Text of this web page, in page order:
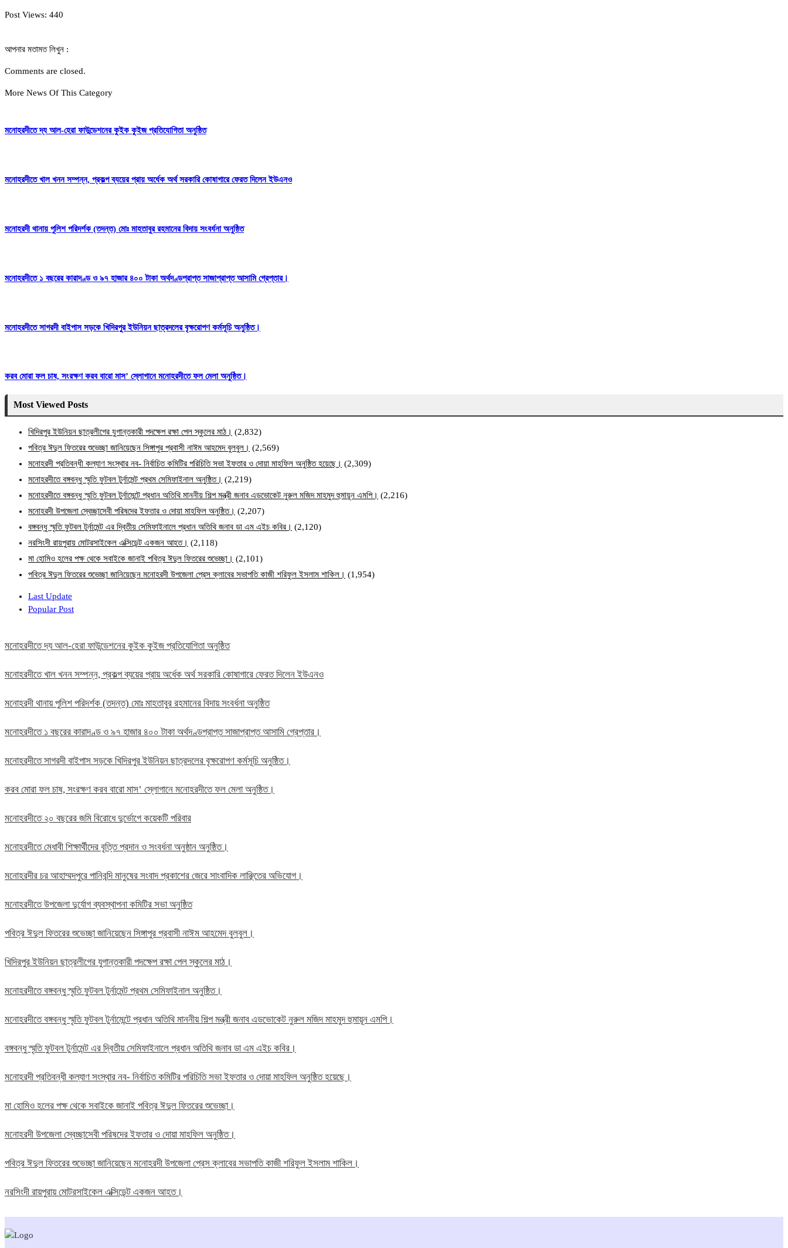
Post Views: 440
আপনার মতামত লিখুন :
Comments are closed.
More News Of This Category
মনোহরদীতে দ্য আল-হেরা ফাউন্ডেশনের কুইক কুইজ প্রতিযোগিতা অনুষ্ঠিত
মনোহরদীতে খাল খনন সম্পন্ন, প্রকল্প ব্যয়ের প্রায় অর্ধেক অর্থ সরকারি কোষাগারে ফেরত দিলেন ইউএনও
মনোহরদী থানায় পুলিশ পরিদর্শক (তদন্ত) মোঃ মাহতাবুর রহমানের বিদায় সংবর্ধনা অনুষ্ঠিত
মনোহরদীতে ১ বছরের কারাদণ্ড ও ৯৭ হাজার ৪০০ টাকা অর্থদণ্ডপ্রাপ্ত সাজাপ্রাপ্ত আসামি গ্রেপ্তার।
মনোহরদীতে সাগরদী বাইপাস সড়কে খিদিরপুর ইউনিয়ন ছাত্রদলের বৃক্ষরোপণ কর্মসূচি অনুষ্ঠিত।
করব মোরা ফল চাষ, সংরক্ষণ করব বারো মাস’ স্লোগানে মনোহরদীতে ফল মেলা অনুষ্ঠিত।
Most Viewed Posts
খিদিরপুর ইউনিয়ন ছাত্রলীগের যুগান্তকারী পদক্ষেপ রক্ষা পেল স্কুলের মাঠ। (2,832)
পবিত্র ঈদুল ফিতরের শুভেচ্ছা জানিয়েছেন সিঙ্গাপুর প্রবাসী নাঈম আহমেদ বুলবুল। (2,569)
মনোহরদী প্রতিবন্ধী কল্যাণ সংস্থার নব- নির্বাচিত কমিটির পরিচিতি সভা ইফতার ও দোয়া মাহফিল অনুষ্ঠিত হয়েছে। (2,309)
মনোহরদীতে বঙ্গবন্ধু স্মৃতি ফুটবল টুর্নামেন্ট প্রথম সেমিফাইনাল অনুষ্ঠিত। (2,219)
মনোহরদীতে বঙ্গবন্ধু স্মৃতি ফুটবল টুর্নামেন্টে প্রধান অতিথি মাননীয় শিল্প মন্ত্রী জনাব এডভোকেট নুরুল মজিদ মাহমুদ হুমায়ূন এমপি। (2,216)
মনোহরদী উপজেলা স্বেচ্ছাসেবী পরিষদের ইফতার ও দোয়া মাহফিল অনুষ্ঠিত। (2,207)
বঙ্গবন্ধু স্মৃতি ফুটবল টুর্নামেন্ট এর দ্বিতীয় সেমিফাইনালে প্রধান অতিথি জনাব ডা এম এইচ কবির। (2,120)
নরসিংদী রায়পুরায় মোটরসাইকেল এক্সিডেন্ট একজন আহত। (2,118)
মা হোমিও হলের পক্ষ থেকে সবাইকে জানাই পবিত্র ঈদুল ফিতরের শুভেচ্ছা। (2,101)
পবিত্র ঈদুল ফিতরের শুভেচ্ছা জানিয়েছেন মনোহরদী উপজেলা প্রেস ক্লাবের সভাপতি কাজী শরিফুল ইসলাম শাকিল। (1,954)
Last Update
Popular Post
মনোহরদীতে দ্য আল-হেরা ফাউন্ডেশনের কুইক কুইজ প্রতিযোগিতা অনুষ্ঠিত
মনোহরদীতে খাল খনন সম্পন্ন, প্রকল্প ব্যয়ের প্রায় অর্ধেক অর্থ সরকারি কোষাগারে ফেরত দিলেন ইউএনও
মনোহরদী থানায় পুলিশ পরিদর্শক (তদন্ত) মোঃ মাহতাবুর রহমানের বিদায় সংবর্ধনা অনুষ্ঠিত
মনোহরদীতে ১ বছরের কারাদণ্ড ও ৯৭ হাজার ৪০০ টাকা অর্থদণ্ডপ্রাপ্ত সাজাপ্রাপ্ত আসামি গ্রেপ্তার।
মনোহরদীতে সাগরদী বাইপাস সড়কে খিদিরপুর ইউনিয়ন ছাত্রদলের বৃক্ষরোপণ কর্মসূচি অনুষ্ঠিত।
করব মোরা ফল চাষ, সংরক্ষণ করব বারো মাস’ স্লোগানে মনোহরদীতে ফল মেলা অনুষ্ঠিত।
মনোহরদীতে ২০ বছরের জমি বিরোধে দুর্ভোগে কয়েকটি পরিবার
মনোহরদীতে মেধাবী শিক্ষার্থীদের বৃত্তি প্রদান ও সংবর্ধনা অনুষ্ঠান অনুষ্ঠিত।
মনোহরদীর চর আহাম্মদপুরে পানিবন্দি মানুষের সংবাদ প্রকাশের জেরে সাংবাদিক লাঞ্ছিতের অভিযোগ।
মনোহরদীতে উপজেলা দুর্যোগ ব্যবস্থাপনা কমিটির সভা অনুষ্ঠিত
পবিত্র ঈদুল ফিতরের শুভেচ্ছা জানিয়েছেন সিঙ্গাপুর প্রবাসী নাঈম আহমেদ বুলবুল।
খিদিরপুর ইউনিয়ন ছাত্রলীগের যুগান্তকারী পদক্ষেপ রক্ষা পেল স্কুলের মাঠ।
মনোহরদীতে বঙ্গবন্ধু স্মৃতি ফুটবল টুর্নামেন্ট প্রথম সেমিফাইনাল অনুষ্ঠিত।
মনোহরদীতে বঙ্গবন্ধু স্মৃতি ফুটবল টুর্নামেন্টে প্রধান অতিথি মাননীয় শিল্প মন্ত্রী জনাব এডভোকেট নুরুল মজিদ মাহমুদ হুমায়ূন এমপি।
বঙ্গবন্ধু স্মৃতি ফুটবল টুর্নামেন্ট এর দ্বিতীয় সেমিফাইনালে প্রধান অতিথি জনাব ডা এম এইচ কবির।
মনোহরদী প্রতিবন্ধী কল্যাণ সংস্থার নব- নির্বাচিত কমিটির পরিচিতি সভা ইফতার ও দোয়া মাহফিল অনুষ্ঠিত হয়েছে।
মা হোমিও হলের পক্ষ থেকে সবাইকে জানাই পবিত্র ঈদুল ফিতরের শুভেচ্ছা।
মনোহরদী উপজেলা স্বেচ্ছাসেবী পরিষদের ইফতার ও দোয়া মাহফিল অনুষ্ঠিত।
পবিত্র ঈদুল ফিতরের শুভেচ্ছা জানিয়েছেন মনোহরদী উপজেলা প্রেস ক্লাবের সভাপতি কাজী শরিফুল ইসলাম শাকিল।
নরসিংদী রায়পুরায় মোটরসাইকেল এক্সিডেন্ট একজন আহত।